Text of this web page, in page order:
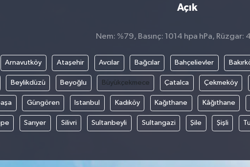
Açık
Nem: %79, Basınç: 1014 hpa hPa, Rüzgar:
Arnavutköy Ataşehir Avcılar Bağcılar Bahçelievler
Beylikdüzü Beyoğlu Büyükçekmece Çatalca Çekmeköy
Güngören Istanbul Kadıköy Kağıthane Kâğıthane
Sarıyer Silivri Sultanbeyli Sultangazi Şile Şişli